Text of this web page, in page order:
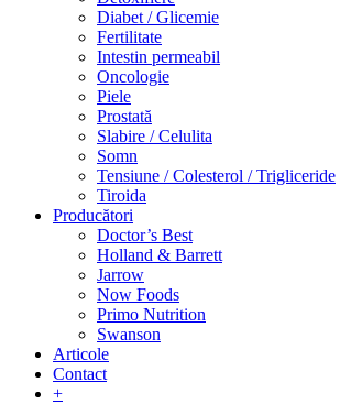
Diabet / Glicemie
Fertilitate
Intestin permeabil
Oncologie
Piele
Prostată
Slabire / Celulita
Somn
Tensiune / Colesterol / Trigliceride
Tiroida
Producători
Doctor’s Best
Holland & Barrett
Jarrow
Now Foods
Primo Nutrition
Swanson
Articole
Contact
+